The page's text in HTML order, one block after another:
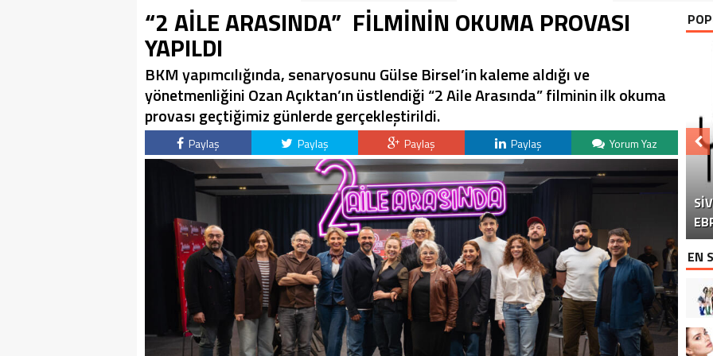
“2 AİLE ARASINDA” FİLMİNİN OKUMA PROVASI
YAPILDI
BKM yapımcılığında, senaryosunu Gülse Birsel’in kaleme aldığı ve
yönetmenliğini Ozan Açıktan’ın üstlendiği “2 Aile Arasında” filminin ilk okuma
provası geçtiğimiz günlerde gerçekleştirildi.
Paylaş Paylaş Paylaş Paylaş Yorum Yaz
EN